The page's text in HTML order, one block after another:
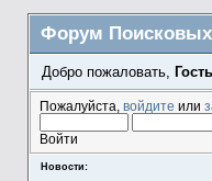
Форум
Добро пожаловать, Гость
Пожалуйста, войдите или
Войти
Новости: